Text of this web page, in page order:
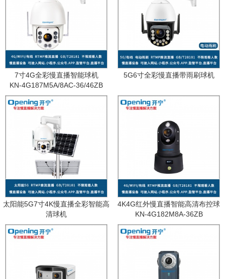
7寸4G全彩慢直播智能球机
KN-4G187M5A/8AC-36/46ZB
5G6寸全彩慢直播带雨刷球机
太阳能5G7寸4K慢直播全彩智能高
清球机
4K4G红外慢直播智能高清布控球
KN-4G182M8A-36ZB